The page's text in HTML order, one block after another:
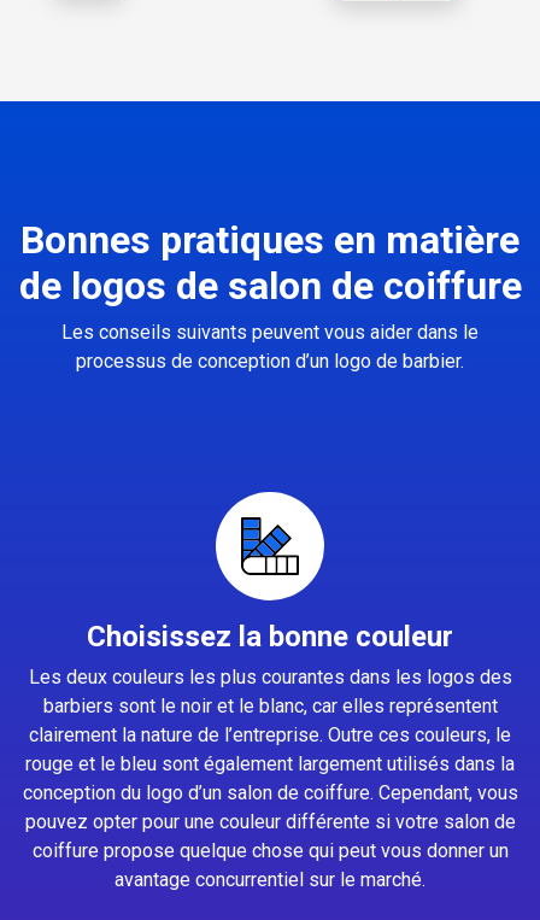
Bonnes pratiques en matière
de logos de salon de coiffure
Les conseils suivants peuvent vous aider dans le
processus de conception d’un logo de barbier.
Choisissez la bonne couleur
Les deux couleurs les plus courantes dans les logos des
barbiers sont le noir et le blanc, car elles représentent
clairement la nature de l’entreprise. Outre ces couleurs, le
rouge et le bleu sont également largement utilisés dans la
conception du logo d’un salon de coiffure. Cependant, vous
pouvez opter pour une couleur différente si votre salon de
coiffure propose quelque chose qui peut vous donner un
avantage concurrentiel sur le marché.